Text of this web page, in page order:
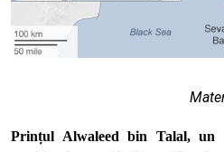
Prințul Alwaleed bin Talal,un